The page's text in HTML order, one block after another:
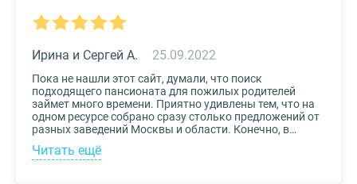
25.09.2022
Ирина и Сергей А.
Пока не нашли этот сайт, думали, что поиск
подходящего пансионата для пожилых родителей
займет много времени. Приятно удивлены тем, что на
одном ресурсе собрано сразу столько предложений от
разных заведений Москвы и области. Конечно, в
приоритете был выбор по месту расположения –
хотелось бы, чтоб пансионат находился недалеко от
Читать ещё